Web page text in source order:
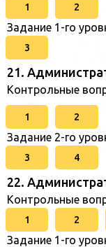
1 2
Задание 1-го
3
21.
Контрольные
1 2
Задание 2-го
3 4
22.
Контрольные
1 2
Задание 1-го